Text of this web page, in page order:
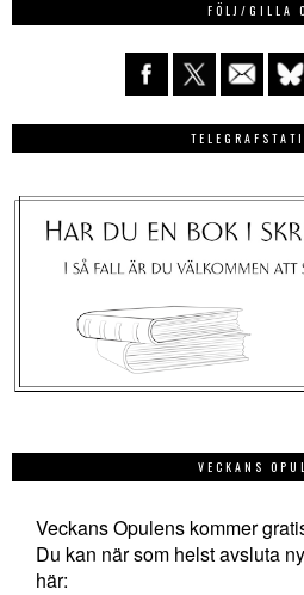
FÖLJ/GILLA
VECKANS
Veckans Opulens kommer
Du kan när som helst avsluta
här: